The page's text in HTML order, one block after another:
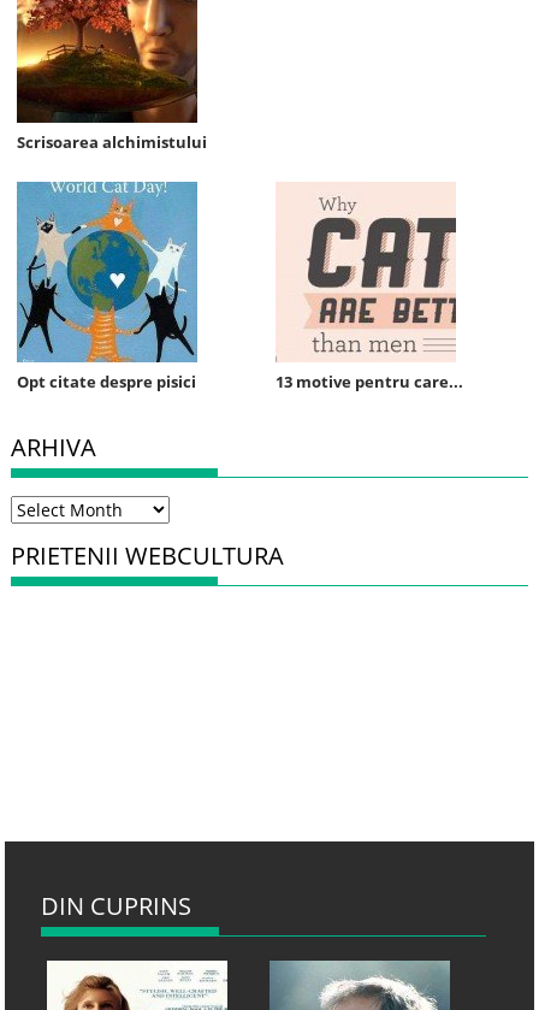
Scrisoarea alchimistului
Opt citate despre pisici 13 motive pentru care...
ARHIVA
Arhiva
PRIETENII WEBCULTURA
DIN CUPRINS